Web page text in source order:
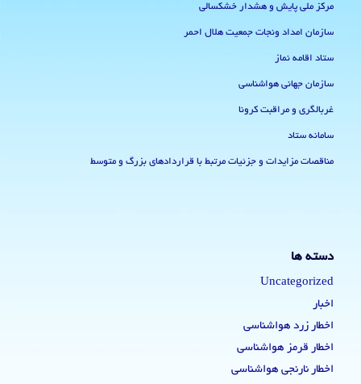
مرکز ملی پایش و هشدار خشکسالی
سازمان امداد ونجات جمعیت هلال احمر
ستاد اقامه نماز
سازمان جهانی هواشناسی
غربالگری و مراقبت کرونا
سامانه ستاد
مناقصات مزایدات و جزئیات مرتبط با قراردادهای بزرگ و متوسط
دسته ها
Uncategorized
اخبار
اخطار زرد هواشناسی
اخطار قرمز هواشناسی
اخطار نارنجی هواشناسی